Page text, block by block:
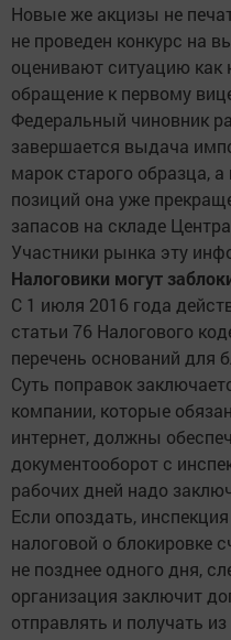
Новые же акцизы не
не проведен конкурс на
оценивают ситуацию как
обращение к первому
Федеральный чиновник
завершается выдача
марок старого образца,
позиций она уже
запасов на складе
Участники рынка эту
Налоговики могут
С 1 июля 2016 года
статьи 76 Налогового
перечень оснований для
Суть поправок
компании, которые
интернет, должны
документооборот с
рабочих дней надо
Если опоздать,
налоговой о блокировке
не позднее одного дня,
организация заключит
отправлять и получать